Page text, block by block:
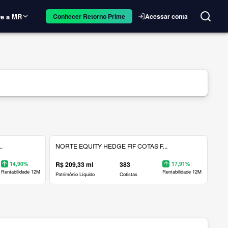
a MR Conhecer Retorno Prime Acessar conta
14,90%
Rentabilidade 12M
NORTE EQUITY HEDGE FIF COTAS F...
R$ 209,33 mi
Patrimônio Líquido
383
Cotistas
17,91%
Rentabilidade 12M